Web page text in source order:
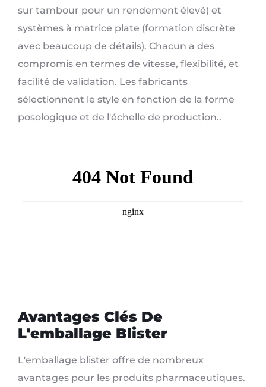
sur tambour pour un rendement élevé) et
systèmes à matrice plate (formation discrète
avec beaucoup de détails). Chacun a des
compromis en termes de vitesse, flexibilité, et
facilité de validation. Les fabricants
sélectionnent le style en fonction de la forme
posologique et de l'échelle de production..
Avantages Clés De
L'emballage Blister
L'emballage blister offre de nombreux
avantages pour les produits pharmaceutiques.